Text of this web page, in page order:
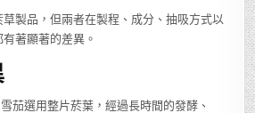
製品，但兩者在製程、成分、抽吸方式以
著顯著的差異。
雪茄選用整片菸葉，經過長時間的發酵、